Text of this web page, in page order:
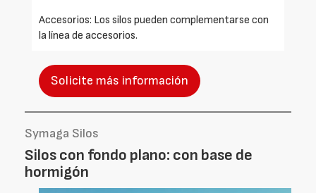
Accesorios: Los silos pueden complementarse con
la línea de accesorios.
Solicite más información
Symaga Silos
Silos con fondo plano: con base de
hormigón